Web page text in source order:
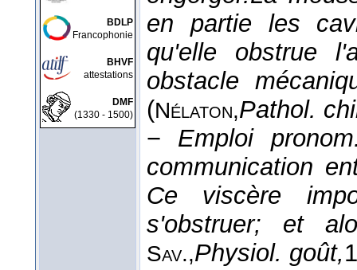
BDLP
Francophonie
BHVF
attestations
DMF
(1330 - 1500)
en partie les
qu'elle obstrue
obstacle
(Nélaton,Pathol.
− Emploi
communication
Ce viscère
s'obstruer; et
Sav.,Physiol. goût,